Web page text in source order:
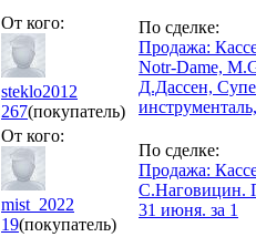
От кого:
steklo2012
267(покупатель)
По сделке:
Продажа:
Notr-Dame,
Д.Дассен,
От кого:
mist_2022
19(покупатель)
По сделке:
Продажа:
С.Наговицин.
31 июня. за 1